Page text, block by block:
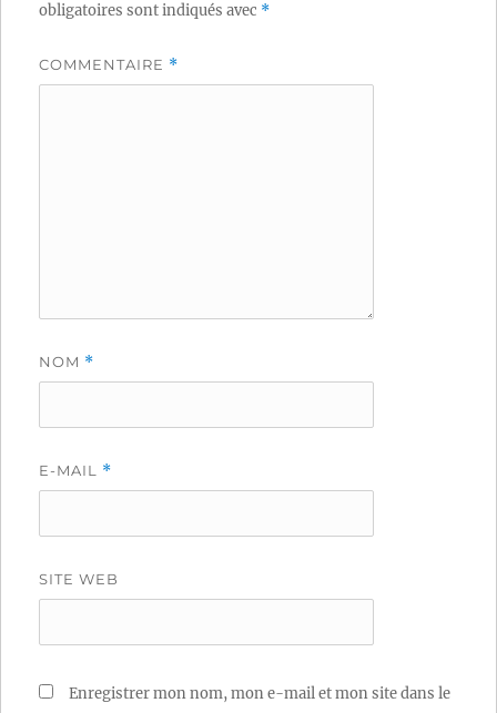
obligatoires sont indiqués avec *
COMMENTAIRE *
NOM *
E-MAIL *
SITE WEB
Enregistrer mon nom, mon e-mail et mon site dans le